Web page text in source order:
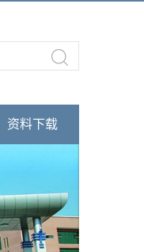
资料下载